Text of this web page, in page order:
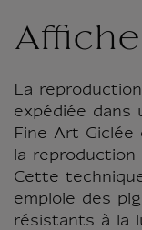
La
expédiée dans
Fine Art
la
Cette
emploie des
résistants à la